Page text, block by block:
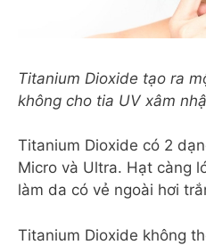
Titanium Dioxide tạo ra
không cho tia UV xâm
Titanium Dioxide có 2
Micro và Ultra. Hạt càng
làm da có vẻ ngoài hơi
Titanium Dioxide không